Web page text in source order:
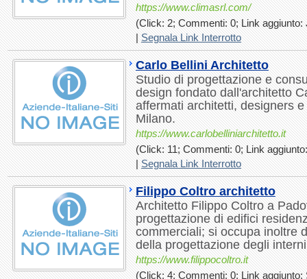
https://www.climasrl.com/
(Click: 2; Commenti: 0; Link aggiunto:
|Segnala Link Interrotto
Carlo Bellini Architetto
Studio di progettazione e
design fondato dall'architetto
affermati architetti, designers
Milano.
https://www.carlobelliniarchitetto.it
(Click: 11; Commenti: 0; Link
|Segnala Link Interrotto
Filippo Coltro architetto
Architetto Filippo Coltro a
progettazione di edifici
commerciali; si occupa inoltre
della progettazione degli
https://www.filippocoltro.it
(Click: 4; Commenti: 0; Link aggiunto: